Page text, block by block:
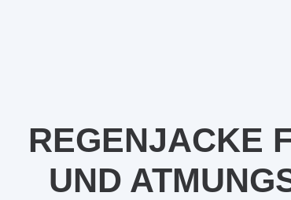
REGENJACKE
UND